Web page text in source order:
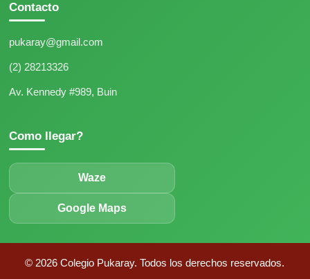
Contacto
pukaray@gmail.com
(2) 28213326
Av. Kennedy #989, Buin
Como llegar?
Waze
Google Maps
© 2026 Colegio Pukaray. Todos los derechos reservados.